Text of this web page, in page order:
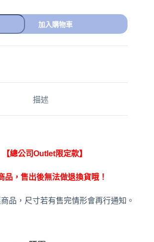
加入購物車
描述
【總公司Outlet限定款】
品，售出後無法做退換貨哦！
品，尺寸若有售完情形會再行通知。